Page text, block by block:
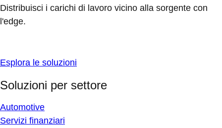
Distribuisci i carichi di lavoro vicino alla sorgente con
l'edge.
Esplora le soluzioni
Soluzioni per settore
Automotive
Servizi finanziari